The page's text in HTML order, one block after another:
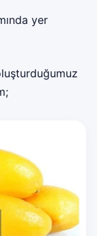
yer